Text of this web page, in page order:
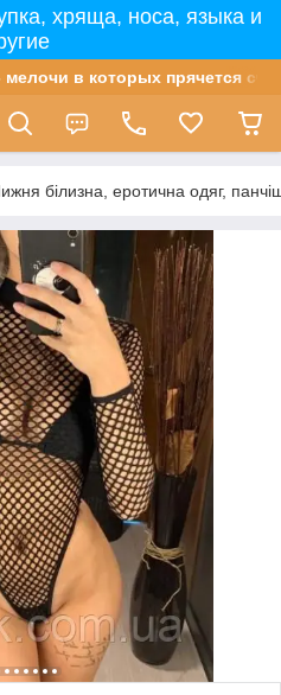
хряща, носа, языка и
в которых прячется
білизна, еротична одяг,